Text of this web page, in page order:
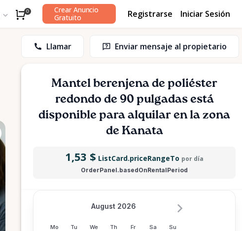
0
Crear Anuncio
Gratuito
Registrarse Iniciar Sesión
Llamar Enviar mensaje al propietario
Mantel berenjena de poliéster
redondo de 90 pulgadasestá
disponible para alquilar en la zona
de Kanata
1,53 $ ListCard.priceRangeTo por día
OrderPanel.basedOnRentalPeriod
Mo Tu We Th Fr Sa Su
August 2026